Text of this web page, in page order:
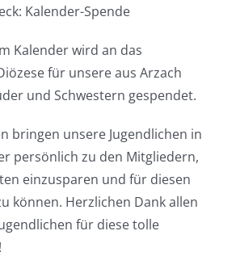
Kalender-Spende
Kalender wird an das
für unsere aus Arzach
und Schwestern gespendet.
bringen unsere Jugendlichen in
persönlich zu den Mitgliedern,
einzusparen und für diesen
können. Herzlichen Dank allen
für diese tolle